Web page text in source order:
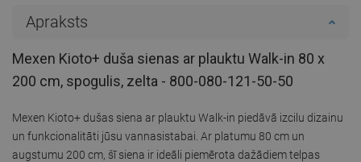
Apraksts
Mexen Kioto+ duša sienas ar plauktu Walk-in 80 x
200 cm, spogulis, zelta - 800-080-121-50-50
Mexen Kioto+ dušas siena ar plauktu Walk-in piedāvā izcilu dizainu
un funkcionalitāti jūsu vannasistabai. Ar platumu 80 cm un
augstumu 200 cm, šī siena ir ideāli piemērota dažādiem telpas